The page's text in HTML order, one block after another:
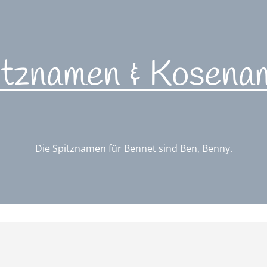
&
Die Spitznamen für Bennet sind Ben, Benny.